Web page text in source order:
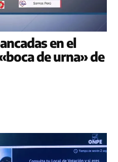
en el
de urna» de